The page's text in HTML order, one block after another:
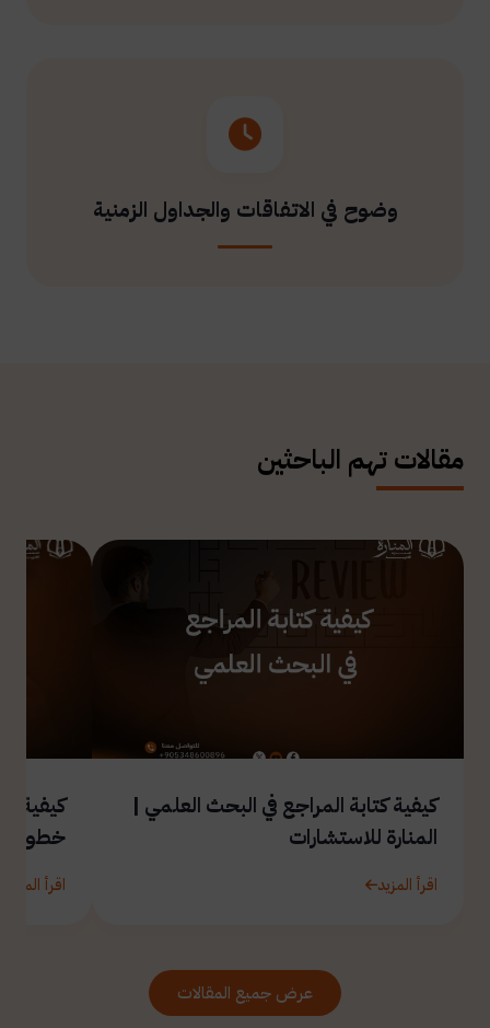
وضوح في الاتفاقات والجداول الزمنية
مقالات تهم الباحثين
كيفية كتابة المراجع في البحث العلمي |
المنارة للاستشارات
اقرأ المزيد
خطوة
اقرأ المزيد
عرض جميع المقالات